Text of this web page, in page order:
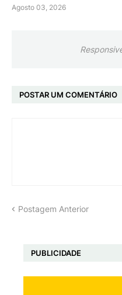
Agosto 03, 2026
POSTAR UM COMENTÁRIO
Postagem Anterior
PUBLICIDADE